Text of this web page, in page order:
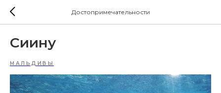
Достопримечательности
Сиину
МАЛЬДИВЫ